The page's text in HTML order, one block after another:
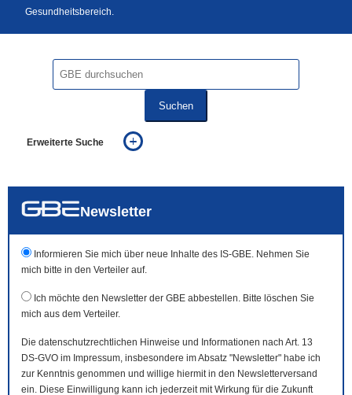
Gesundheitsbereich.
Suchen
Erweiterte Suche
auch in allen Texten suchen (Volltextsuche)
Newsletter
Informieren Sie mich über neue Inhalte des IS-GBE. Nehmen Sie
mich bitte in den Verteiler auf.
Ich möchte den Newsletter der GBE abbestellen. Bitte löschen Sie
mich aus dem Verteiler.
Die datenschutzrechtlichen Hinweise und Informationen nach Art. 13
DS-GVO im Impressum, insbesondere im Absatz "Newsletter" habe ich
zur Kenntnis genommen und willige hiermit in den Newsletterversand
ein. Diese Einwilligung kann ich jederzeit mit Wirkung für die Zukunft